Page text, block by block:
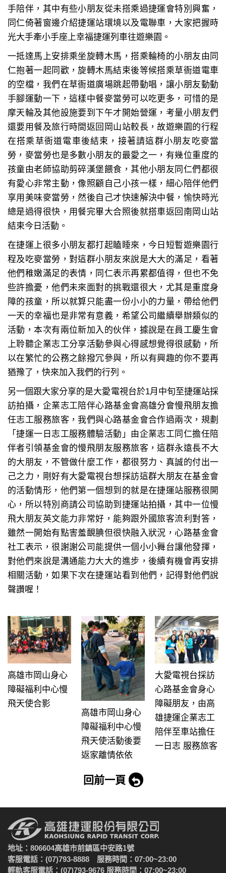
手陪伴，其中有些小朋友從未搭乘過捷運會特別興奮，
同仁倚著窗邊介紹捷運站環境以及電聯車，大家把握時
光大手牽小手座上幸福捷運列車往遊樂園。
一抵達馬上安排乘坐旋轉木馬，搭乘輪椅的小朋友由同
仁抱著一起同歡，旋轉木馬結束後等候搭乘草衙道電車
的空檔，我們在草衙道廣場跳起帶動唱，讓小朋友動動
手腳運動一下，這樣中餐麥當勞可以吃更多，可惜的是
摩天輪及其他設施要到下午才開始營運，考量小朋友們
還要用餐及旅行時間返回岡山站較長，故遊樂園的行程
在搭乘草衙道電車後結束，接著請這群小朋友吃麥當
勞，麥當勞也是多數小朋友的最愛之一，有幾位重度的
孩童由老師協助剪碎漢堡餵食，其他小朋友同仁們都很
有愛心非常主動，像照顧自己小孩一樣，細心陪伴他們
享用美味麥當勞，然後自己才快速解決中餐，愉快時光
總是過得很快，用餐完畢大合照後就搭車返回南岡山站
結束今日活動。
在捷運上很多小朋友都打起瞌睡來，今日短暫遊樂園行
程及吃麥當勞，對這群小朋友來說是大大的滿足，看著
他們稚嫩滿足的表情，同仁表示再累都值得，但也不免
些許擔憂，他們未來面對的挑戰還很大，尤其是重度身
障的孩童，所以就算只能盡一份小小的力量，帶给他們
一天的幸福也是非常有意義，希望公司繼續舉辦類似的
活動，本次有兩位新加入的伙伴，據說是在員工慶生會
上聆聽企業志工分享活動參與心得感想覺得很感動，所
以在繁忙的公務之餘撥冗參與，所以有興趣的你不要再
猶豫了，快來加入我們的行列。
另一個跟大家分享的是大愛電視台於1月中旬至捷運站採
訪拍攝，企業志工陪伴心路基金會高雄分會慢飛朋友擔
任志工服務旅客，我們與心路基金會合作過兩次，規劃
「捷運一日志工服務體驗活動」由企業志工同仁擔任陪
伴者引領基金會的慢飛朋友服務旅客，這群永遠長不大
的大朋友，不管做什麼工作，都很努力、真誠的付出一
己之力，剛好有大愛電視台想採訪這群大朋友在基金會
的活動情形，他們第一個想到的就是在捷運站服務很開
心，所以特別商請公司協助到捷運站拍攝，其中一位慢
飛大朋友英文能力非常好，能夠跟外國旅客流利對答，
雖然一開始有點害羞靦腆但很快融入狀況，心路基金會
社工表示，很謝謝公司能提供一個小小舞台讓他發揮，
對他們來說是溝通能力大大的進步，後續有機會再安排
相關活動，如果下次在捷運站看到他們，記得對他們說
聲讚喔！
高雄市岡山身心
障礙福利中心慢
飛天使合影
高雄市岡山身心
障礙福利中心慢
飛天使活動後要
返家離情依依
大愛電視台採訪
心路基金會身心
障礙朋友，由高
雄捷運企業志工
陪伴至車站擔任
一日志 服務旅客
回前一頁
地址：806604高雄市前鎮區中安路1號
客服電話：(07)793-8888 服務時間：07:00~23:00
輕軌客服電話：(07)793-9676 服務時間：07:00~23:00